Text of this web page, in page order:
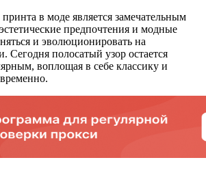
в моде является замечательным
предпочтения и модные
и эволюционировать на
Сегодня полосатый узор остается
воплощая в себе классику и